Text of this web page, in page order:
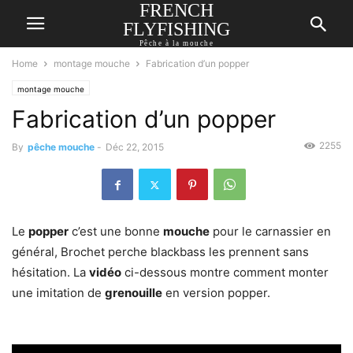
FRENCH
FLYFISHING
Pêche à la mouche
Home montage mouche Fabrication d’un popper
montage mouche
Fabrication d’un popper
By pêche mouche - Déc 22, 2015 2255
Le popper c’est une bonne mouche pour le carnassier en
général, Brochet perche blackbass les prennent sans
hésitation. La vidéo ci-dessous montre comment monter
une imitation de grenouille en version popper.